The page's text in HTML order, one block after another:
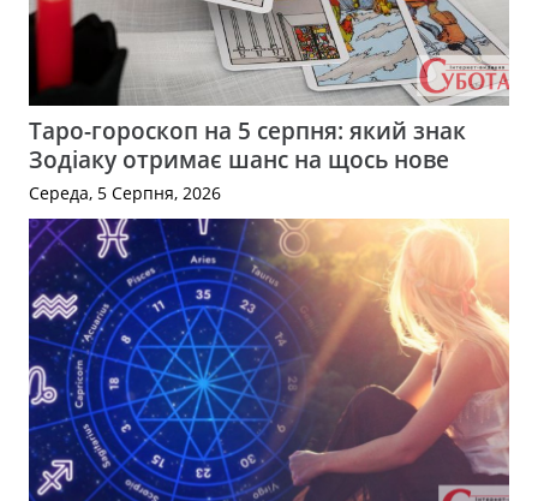
Таро-гороскоп на 5 серпня: який знак
Зодіаку отримає шанс на щось нове
Середа, 5 Серпня, 2026